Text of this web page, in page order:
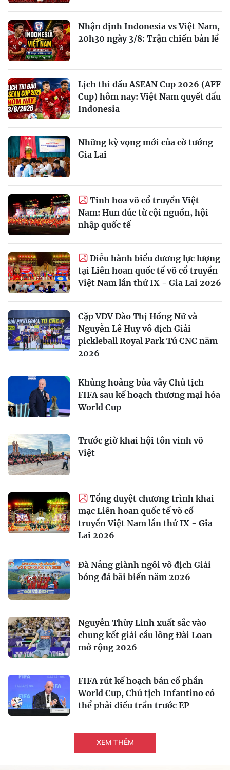
Nhận định Indonesia vs Việt Nam,
20h30 ngày 3/8: Trận chiến bản lề
Lịch thi đấu ASEAN Cup 2026 (AFF
Cup) hôm nay: Việt Nam quyết đấu
Indonesia
Những kỳ vọng mới của cờ tướng
Gia Lai
Tinh hoa võ cổ truyền Việt
Nam: Hun đúc từ cội nguồn, hội
nhập quốc tế
Diễu hành biểu dương lực lượng
tại Liên hoan quốc tế võ cổ truyền
Việt Nam lần thứ IX - Gia Lai 2026
Cặp VĐV Đào Thị Hồng Nữ và
Nguyễn Lê Huy vô địch Giải
pickleball Royal Park Tú CNC năm
2026
Khủng hoảng bủa vây Chủ tịch
FIFA sau kế hoạch thương mại hóa
World Cup
Trước giờ khai hội tôn vinh võ
Việt
Tổng duyệt chương trình khai
mạc Liên hoan quốc tế võ cổ
truyền Việt Nam lần thứ IX - Gia
Lai 2026
Đà Nẵng giành ngôi vô địch Giải
bóng đá bãi biển năm 2026
Nguyễn Thùy Linh xuất sắc vào
chung kết giải cầu lông Đài Loan
mở rộng 2026
FIFA rút kế hoạch bán cổ phần
World Cup, Chủ tịch Infantino có
thể phải điều trần trước EP
XEM THÊM